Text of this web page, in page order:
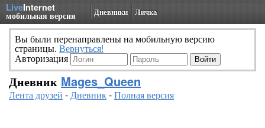
LiveInternet
мобильная версия Дневники Личка
Вы были перенаправлены на мобильную версию
страницы. Вернуться!
Авторизация
Дневник Mages_Queen
Лента друзей -Дневник-Полная версия